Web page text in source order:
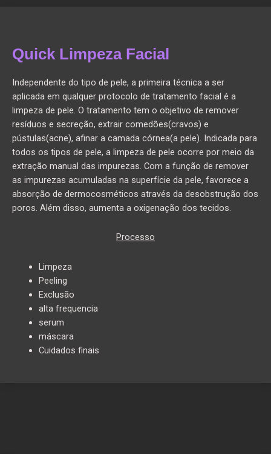
Quick Limpeza Facial
Independente do tipo de pele, a primeira técnica a ser
aplicada em qualquer protocolo de tratamento facial é a
limpeza de pele. O tratamento tem o objetivo de remover
resíduos e secreção, extrair comedões(cravos) e
pústulas(acne), afinar a camada córnea(a pele). Indicada para
todos os tipos de pele, a limpeza de pele ocorre por meio da
extração manual das impurezas. Com a função de remover
as impurezas acumuladas na superfície da pele, favorece a
absorção de dermocosméticos através da desobstrução dos
poros. Além disso, aumenta a oxigenação dos tecidos.
Processo
Limpeza
Peeling
Exclusão
alta frequencia
serum
máscara
Cuidados finais